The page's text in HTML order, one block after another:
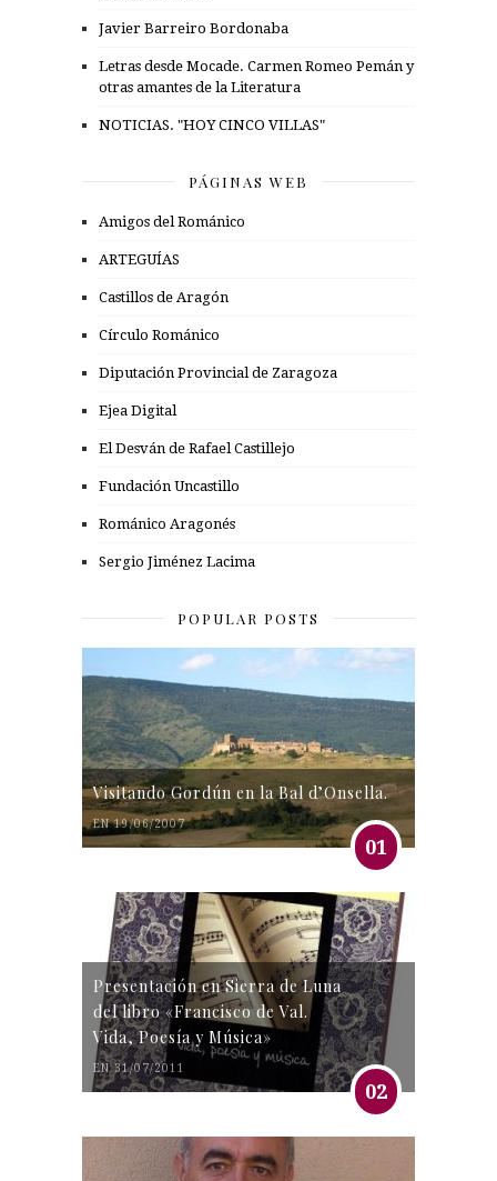
Javier Barreiro Bordonaba
Letras desde Mocade. Carmen Romeo Pemán y
otras amantes de la Literatura
NOTICIAS. "HOY CINCO VILLAS"
PÁGINAS WEB
Amigos del Románico
ARTEGUÍAS
Castillos de Aragón
Círculo Románico
Diputación Provincial de Zaragoza
Ejea Digital
El Desván de Rafael Castillejo
Fundación Uncastillo
Románico Aragonés
Sergio Jiménez Lacima
POPULAR POSTS
Visitando Gordún en la Bal d’Onsella.
EN 19/06/2007
01
Presentación en Sierra de Luna
del libro «Francisco de Val.
Vida, Poesía y Música»
EN 31/07/2011
02